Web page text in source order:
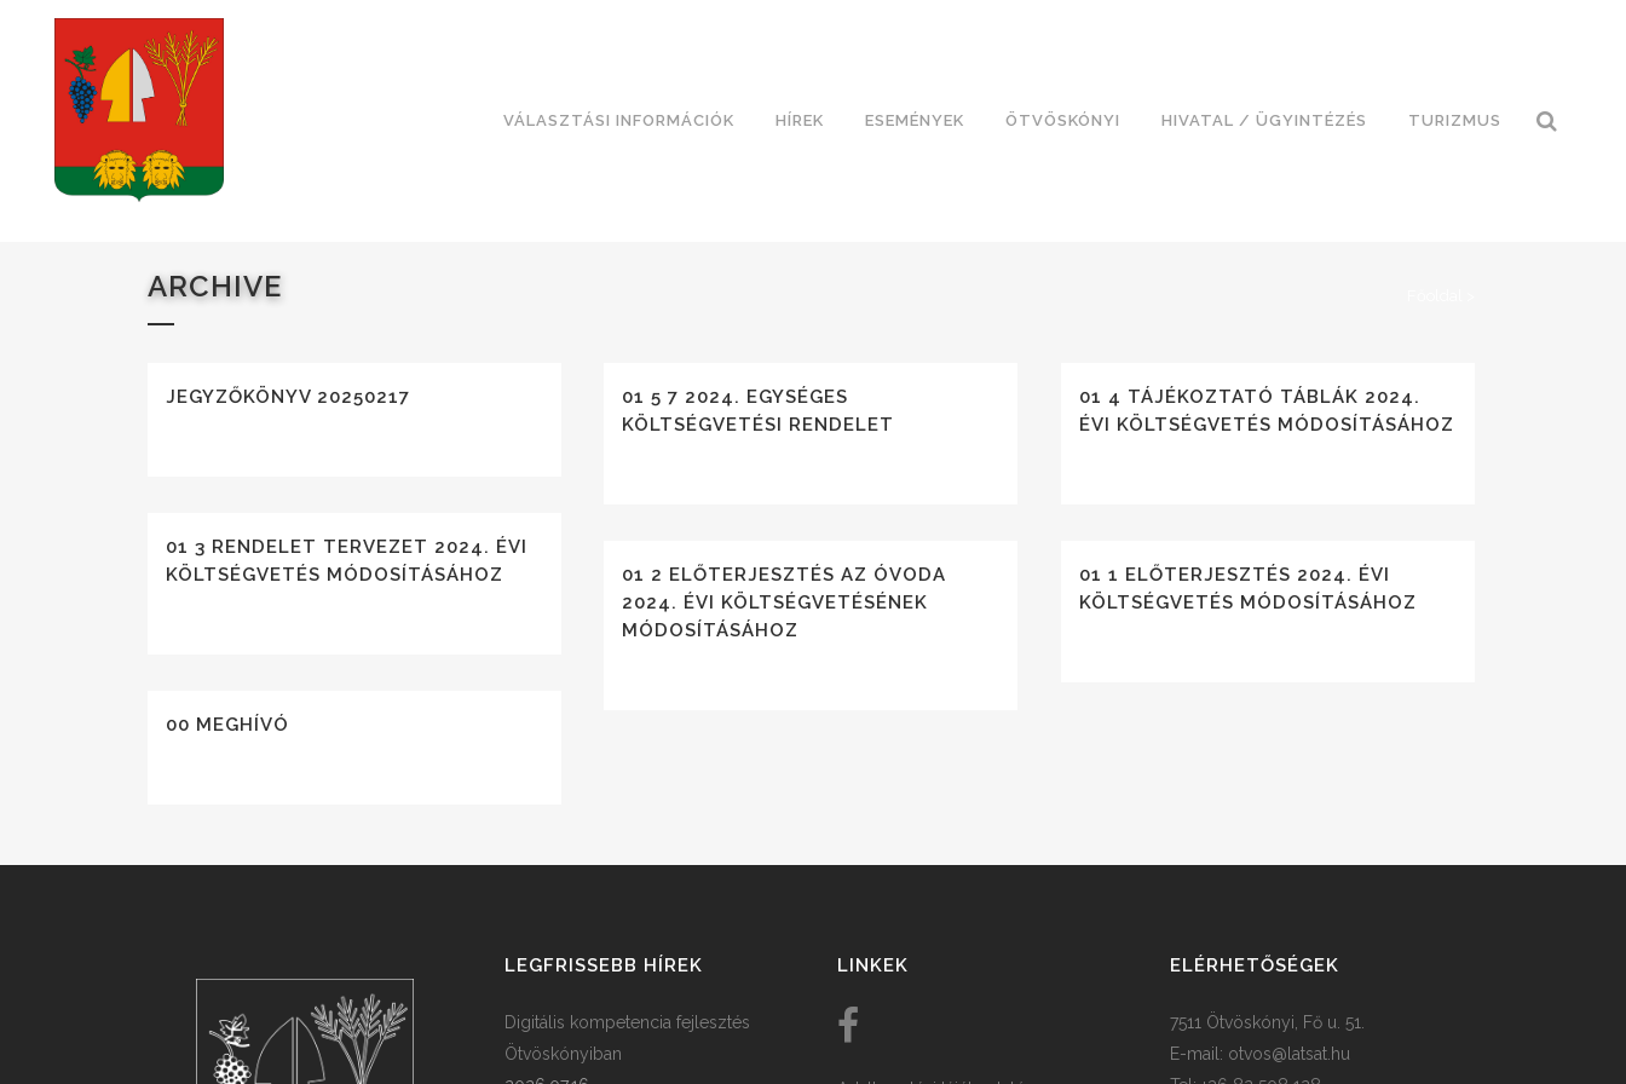
VÁLASZTÁSI INFORMÁCIÓK HÍREK ESEMÉNYEK ÖTVÖSKÓNYI HIVATAL / ÜGYINTÉZÉS TURIZMUS
ARCHIVE
JEGYZŐKÖNYV 20250217
01 5 7 2024. EGYSÉGES
KÖLTSÉGVETÉSI RENDELET
01 4 TÁJÉKOZTATÓ TÁBLÁK 2024.
ÉVI KÖLTSÉGVETÉS MÓDOSÍTÁSÁHOZ
01 3 RENDELET TERVEZET 2024. ÉVI
KÖLTSÉGVETÉS MÓDOSÍTÁSÁHOZ
01 2 ELŐTERJESZTÉS AZ ÓVODA
2024. ÉVI KÖLTSÉGVETÉSÉNEK
MÓDOSÍTÁSÁHOZ
01 1 ELŐTERJESZTÉS 2024. ÉVI
KÖLTSÉGVETÉS MÓDOSÍTÁSÁHOZ
00 MEGHÍVÓ
LEGFRISSEBB HÍREK
Digitális kompetencia fejlesztés
Ötvöskónyiban
LINKEK ELÉRHETŐSÉGEK
7511 Ötvöskónyi, Fő u. 51.
E-mail: otvos@latsat.hu